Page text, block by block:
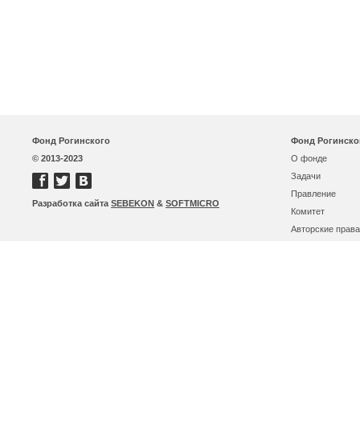
Фонд Рогинского
© 2013-2023
Разработка сайта SEBEKON & SOFTMICRO
Фонд
О фонде
Задачи
Правление
Комитет
Авторские права